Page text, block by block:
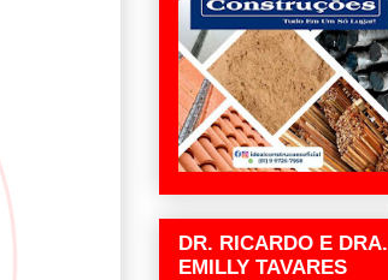
DR. RICARDO E DRA.
EMILLY TAVARES